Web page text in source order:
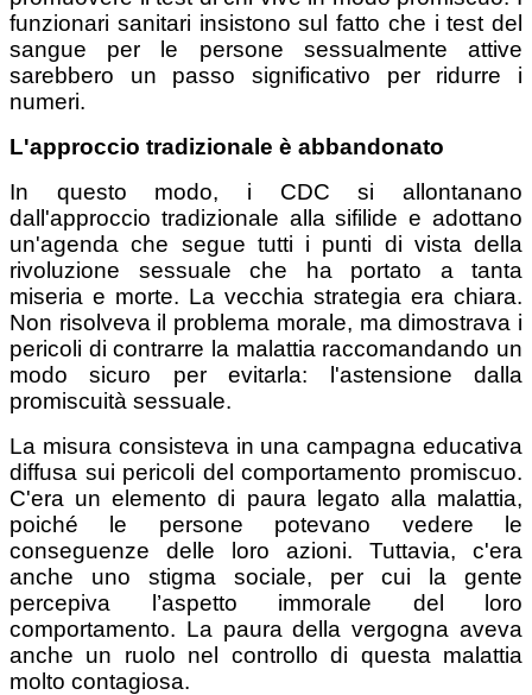
funzionari sanitari insistono sul fatto che i test del
sangue per le persone sessualmente attive
sarebbero un passo significativo per ridurre i
numeri.
L'approccio tradizionale è abbandonato
In questo modo, i CDC si allontanano
dall'approccio tradizionale alla sifilide e adottano
un'agenda che segue tutti i punti di vista della
rivoluzione sessuale che ha portato a tanta
miseria e morte. La vecchia strategia era chiara.
Non risolveva il problema morale, ma dimostrava i
pericoli di contrarre la malattia raccomandando un
modo sicuro per evitarla: l'astensione dalla
promiscuità sessuale.
La misura consisteva in una campagna educativa
diffusa sui pericoli del comportamento promiscuo.
C'era un elemento di paura legato alla malattia,
poiché le persone potevano vedere le
conseguenze delle loro azioni. Tuttavia, c'era
anche uno stigma sociale, per cui la gente
percepiva l’aspetto immorale del loro
comportamento. La paura della vergogna aveva
anche un ruolo nel controllo di questa malattia
molto contagiosa.